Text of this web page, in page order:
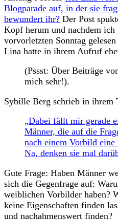
Blogparade auf, in der sie
bewundert ihr? Der Post
Kopf herum und nachdem
vorvorletzten Sonntag
Lina hatte in ihrem Aufruf
(Pssst: Über Beiträge
mich sehr!).
Sybille Berg schrieb in ihrem
„Dabei fällt mir gerade
Männer, die auf die
nach einem Vorbild eine
Na, denken sie mal
Gute Frage: Haben Männer
sich die Gegenfrage auf:
weiblichen Vorbilder haben?
keine Eigenschaften finden
und nachahmenswert finden?